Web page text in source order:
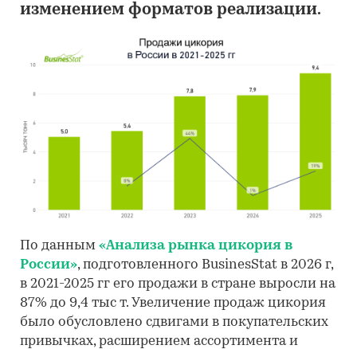
изменением форматов реализации.
По данным «Анализа рынка цикория в
России», подготовленного BusinesStat в 2026 г,
в 2021-2025 гг его продажи в стране выросли на
87% до 9,4 тыс т. Увеличение продаж цикория
было обусловлено сдвигами в покупательских
привычках, расширением ассортимента и